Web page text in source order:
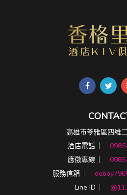
高雄市苓雅區四維
酒店電話 ︳
應徵專線 ︳
服務信箱 ︳
Line ID ︳